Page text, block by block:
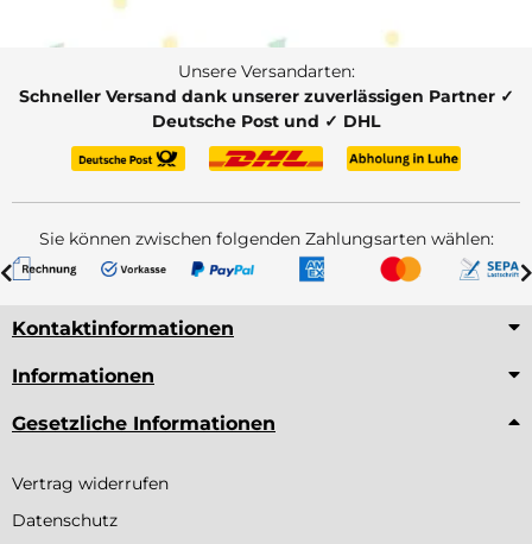
Unsere Versandarten:
Schneller Versand dank unserer zuverlässigen Partner ✓
Deutsche Post und ✓ DHL
Sie können zwischen folgenden Zahlungsarten wählen:
Kontaktinformationen
Informationen
Gesetzliche Informationen
Vertrag widerrufen
Datenschutz